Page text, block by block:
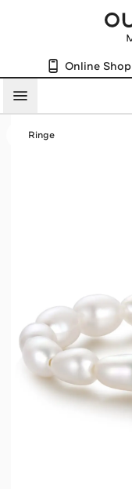
Online Shop
Menü
Ringe